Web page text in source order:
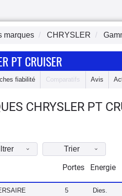
marques CHRYSLER
PT CRUISER
fiabilité Comparatifs Avis
CHRYSLER PT
Trier
Portes Energie
5 Dies.